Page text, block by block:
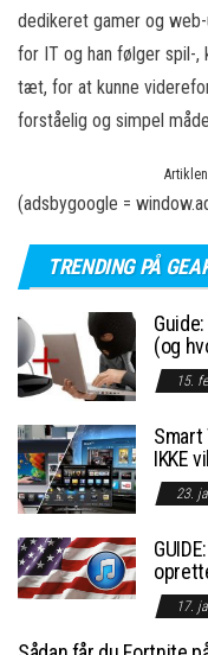
dedikeret gamer og
for IT og han følger spil-,
tæt, for at kunne
forståelig og simpel
(adsbygoogle =
TRENDING PÅ
(og
15.
Smart
IKKE
23.
17.